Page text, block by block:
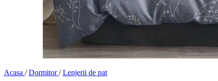
Acasa / Dormitor/ Lenjerii de pat